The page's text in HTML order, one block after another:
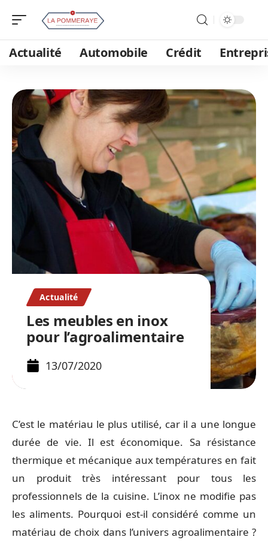
Actualité Automobile Crédit
Actualité
Les meubles en inox
pour l’agroalimentaire
13/07/2020
C’est le matériau le plus utilisé, car il a une longue
durée de vie. Il est économique. Sa résistance
thermique et mécanique aux températures en fait
un produit très intéressant pour tous les
professionnels de la cuisine. L’inox ne modifie pas
les aliments. Pourquoi est-il considéré comme un
matériau de choix dans l’univers agroalimentaire ?